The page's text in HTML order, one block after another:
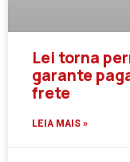
Lei torna
garante
frete
LEIA MAIS »